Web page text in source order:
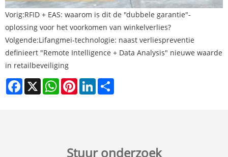
Vorig:RFID + EAS: waarom is dit de "dubbele garantie"-
oplossing voor het voorkomen van winkelverlies?
Volgende:Lifangmei-technologie: naast verliespreventie
definieert "Remote Intelligence + Data Analysis" nieuwe waarde
in retailbeveiliging
Facebook
X WhatsAppPinterestLinkedIn
Stuur onderzoek